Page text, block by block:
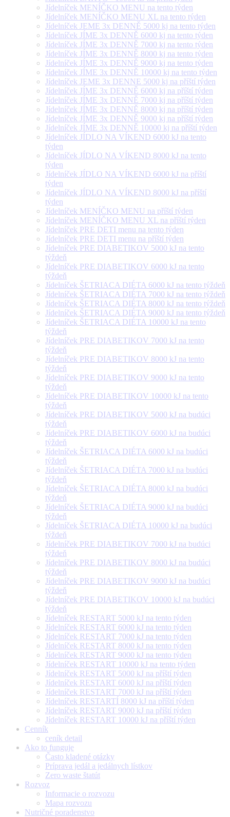
Jídelníček MENÍČKO MENU na tento týden
Jídelníček MENÍČKO MENU XL na tento týden
Jídelníček JEME 3x DENNĚ 5000 kj na tento týden
Jídelníček JÍME 3x DENNĚ 6000 kj na tento týden
Jídelníček JÍME 3x DENNĚ 7000 kj na tento týden
Jídelníček JÍME 3x DENNĚ 8000 kj na tento týden
Jídelníček JÍME 3x DENNĚ 9000 kj na tento týden
Jídelníček JÍME 3x DENNĚ 10000 kj na tento týden
Jídelníček JEME 3x DENNE 5000 kj na příští týden
Jídelníček JÍME 3x DENNĚ 6000 kj na příští týden
Jídelníček JÍME 3x DENNĚ 7000 kj na příští týden
Jídelníček JÍME 3x DENNĚ 8000 kj na příští týden
Jídelníček JÍME 3x DENNĚ 9000 kj na příští týden
Jídelníček JÍME 3x DENNĚ 10000 kj na příští týden
Jídelníček JÍDLO NA VÍKEND 6000 kJ na tento
týden
Jídelníček JÍDLO NA VÍKEND 8000 kJ na tento
týden
Jídelníček JÍDLO NA VÍKEND 6000 kJ na příští
týden
Jídelníček JÍDLO NA VÍKEND 8000 kJ na příští
týden
Jídelníček MENÍČKO MENU na příští týden
Jídelníček MENÍČKO MENU XL na příští týden
Jídelníček PRE DETI menu na tento týden
Jídelníček PRE DETI menu na příští týden
Jídelníček PRE DIABETIKOV 5000 kJ na tento
týždeň
Jídelníček PRE DIABETIKOV 6000 kJ na tento
týždeň
Jídelníček ŠETRIACA DIÉTA 6000 kJ na tento týždeň
Jídelníček ŠETRIACA DIÉTA 7000 kJ na tento týždeň
Jídelníček ŠETRIACA DIÉTA 8000 kJ na tento týždeň
Jídelníček ŠETRIACA DIÉTA 9000 kJ na tento týždeň
Jídelníček ŠETRIACA DIÉTA 10000 kJ na tento
týždeň
Jídelníček PRE DIABETIKOV 7000 kJ na tento
týždeň
Jídelníček PRE DIABETIKOV 8000 kJ na tento
týždeň
Jídelníček PRE DIABETIKOV 9000 kJ na tento
týždeň
Jídelníček PRE DIABETIKOV 10000 kJ na tento
týždeň
Jídelníček PRE DIABETIKOV 5000 kJ na budúci
týždeň
Jídelníček PRE DIABETIKOV 6000 kJ na budúci
týždeň
Jídelníček ŠETRIACA DIÉTA 6000 kJ na budúci
týždeň
Jídelníček ŠETRIACA DIÉTA 7000 kJ na budúci
týždeň
Jídelníček ŠETRIACA DIÉTA 8000 kJ na budúci
týždeň
Jídelníček ŠETRIACA DIÉTA 9000 kJ na budúci
týždeň
Jídelníček ŠETRIACA DIÉTA 10000 kJ na budúci
týždeň
Jídelníček PRE DIABETIKOV 7000 kJ na budúci
týždeň
Jídelníček PRE DIABETIKOV 8000 kJ na budúci
týždeň
Jídelníček PRE DIABETIKOV 9000 kJ na budúci
týždeň
Jídelníček PRE DIABETIKOV 10000 kJ na budúci
týždeň
Jídelníček RESTART 5000 kJ na tento týden
Jídelníček RESTART 6000 kJ na tento týden
Jídelníček RESTART 7000 kJ na tento týden
Jídelníček RESTART 8000 kJ na tento týden
Jídelníček RESTART 9000 kJ na tento týden
Jídelníček RESTART 10000 kJ na tento týden
Jídelníček RESTART 5000 kJ na příští týden
Jídelníček RESTART 6000 kJ na příští týden
Jídelníček RESTART 7000 kJ na příští týden
Jídelníček RESTARTÍ 8000 kJ na příští týden
Jídelníček RESTART 9000 kJ na příští týden
Jídelníček RESTART 10000 kJ na příští týden
Cenník
ceník detail
Ako to funguje
Často kladené otázky
Príprava jedál a jedálnych lístkov
Zero waste štatút
Rozvoz
Informacie o rozvozu
Mapa rozvozu
Nutričné poradenstvo